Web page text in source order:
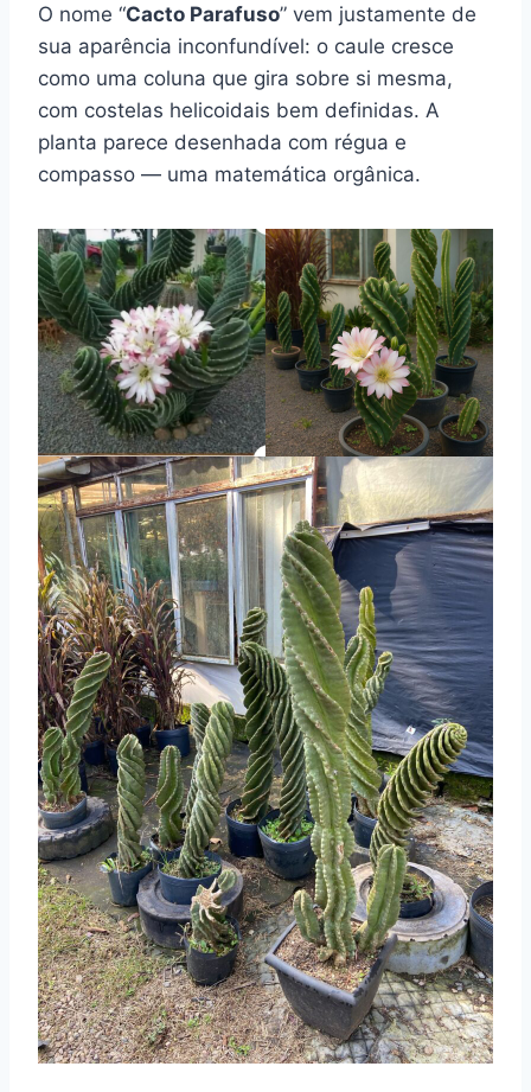
O nome “Cacto Parafuso” vem justamente de
sua aparência inconfundível: o caule cresce
como uma coluna que gira sobre si mesma,
com costelas helicoidais bem definidas. A
planta parece desenhada com régua e
compasso — uma matemática orgânica.